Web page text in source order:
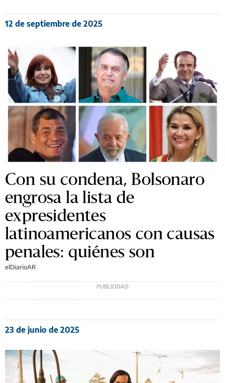
12 de septiembre de 2025
Con su condena, Bolsonaro
engrosa la lista de
expresidentes
latinoamericanos con causas
penales: quiénes son
elDiarioAR
23 de junio de 2025